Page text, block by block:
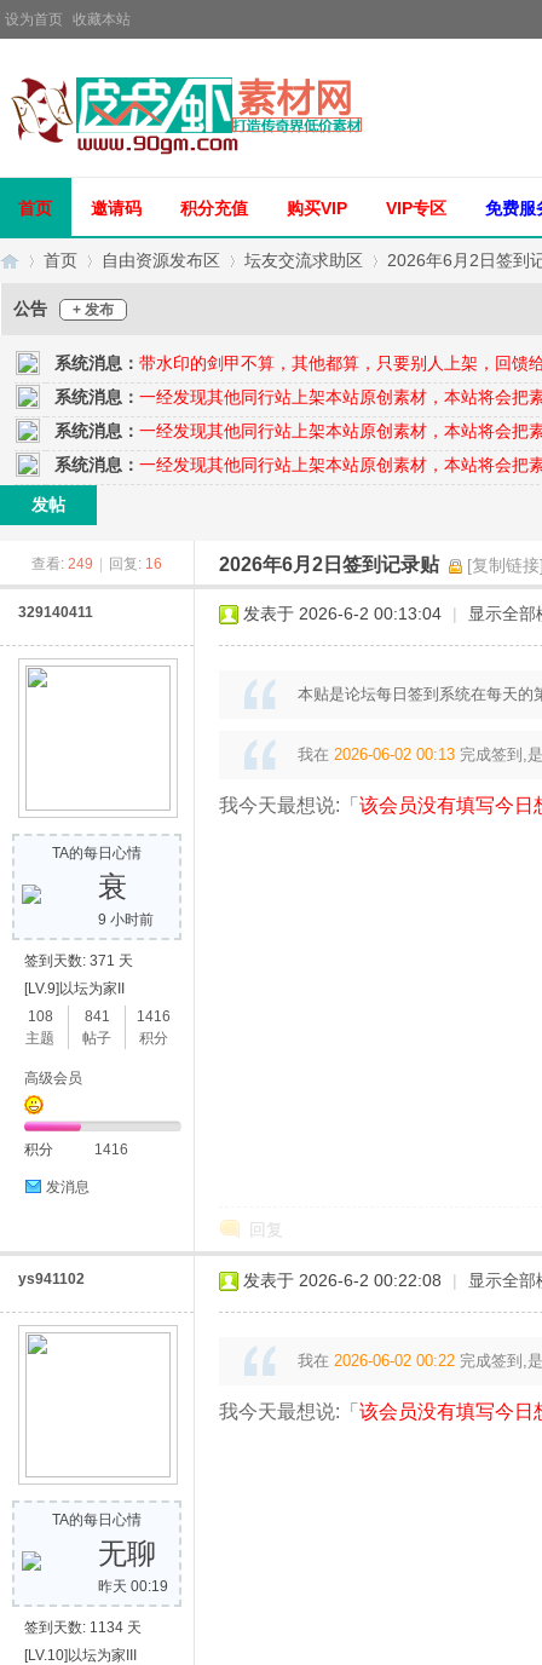
设为首页 收藏本站
首页 邀请码 积分充值 购买VIP VIP专区 免费服
素
皮
»
首页
›
自由资源发布区
›
坛友交流求助区
›
2026年6月2日签到
公告 + 发布
系统消息： 带水印的剑甲不算，其他都算，只要别人上架，回馈
系统消息： 一经发现其他同行站上架本站原创素材，本站将会把
系统消息： 一经发现其他同行站上架本站原创素材，本站将会把
系统消息： 一经发现其他同行站上架本站原创素材，本站将会把
发帖
查看: 249 回复: 16 2026年6月2日签到记录贴 [复制链
329140411
TA的每日心情
衰
9 小时前
签到天数: 371 天
[LV.9]以坛为家II
108
主题
841
帖子
1416
积分
高级会员
积分 1416
发消息
发表于 2026-6-2 00:13:04 | 显示全部
本贴是论坛每日签到系统在每天
我在 2026-06-02 00:13 完成签到,是
我今天最想说:「 该会员没有填写今日
回复
ys941102
TA的每日心情
无聊
昨天 00:19
签到天数: 1134 天
[LV.10]以坛为家III
发表于 2026-6-2 00:22:08 | 显示全部
我在 2026-06-02 00:22 完成签到,是
我今天最想说:「 该会员没有填写今日